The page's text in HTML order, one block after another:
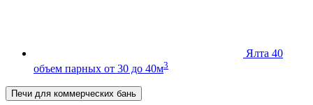
Ялта 40
объем парных от 30 до 40м3
Печи для коммерческих бань